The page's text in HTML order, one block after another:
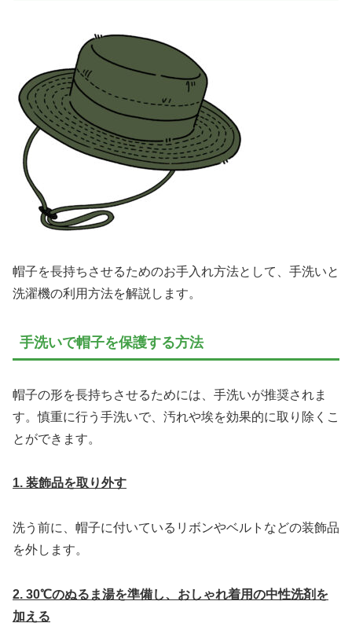
帽子を長持ちさせるためのお手入れ方法として、手洗いと
洗濯機の利用方法を解説します。
手洗いで帽子を保護する方法
帽子の形を長持ちさせるためには、手洗いが推奨されま
す。慎重に行う手洗いで、汚れや埃を効果的に取り除くこ
とができます。
1. 装飾品を取り外す
洗う前に、帽子に付いているリボンやベルトなどの装飾品
を外します。
2. 30℃のぬるま湯を準備し、おしゃれ着用の中性洗剤を
加える